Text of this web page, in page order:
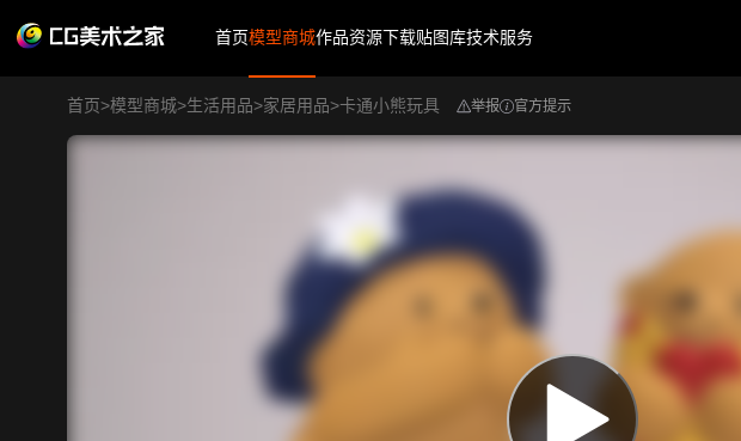
首页模型商城作品资源下载贴图库技术服务
首页>模型商城>生活用品>家居用品>卡通小熊玩具 举报 官方提示